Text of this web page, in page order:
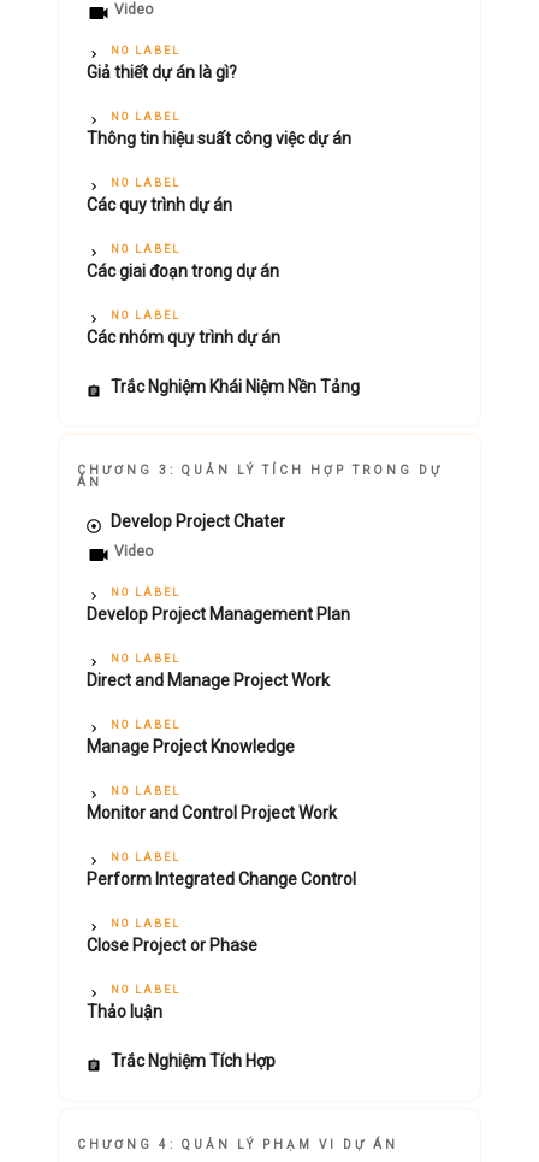
Video
NO LABEL
Giả thiết dự án là gì?
NO LABEL
Thông tin hiệu suất công việc dự án
NO LABEL
Các quy trình dự án
NO LABEL
Các giai đoạn trong dự án
NO LABEL
Các nhóm quy trình dự án
Trắc Nghiệm Khái Niệm Nền Tảng
CHƯƠNG 3: QUẢN LÝ TÍCH HỢP TRONG DỰ
ÁN
Develop Project Chater
Video
NO LABEL
Develop Project Management Plan
NO LABEL
Direct and Manage Project Work
NO LABEL
Manage Project Knowledge
NO LABEL
Monitor and Control Project Work
NO LABEL
Perform Integrated Change Control
NO LABEL
Close Project or Phase
NO LABEL
Thảo luận
Trắc Nghiệm Tích Hợp
CHƯƠNG 4: QUẢN LÝ PHẠM VI DỰ ÁN